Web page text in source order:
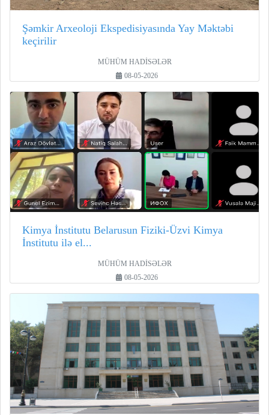
Şəmkir Arxeoloji Ekspedisiyasında Yay Məktəbi
keçirilir
MÜHÜM HADİSƏLƏR
08-05-2026
Kimya İnstitutu Belarusun Fiziki-Üzvi Kimya
İnstitutu ilə el...
MÜHÜM HADİSƏLƏR
08-05-2026